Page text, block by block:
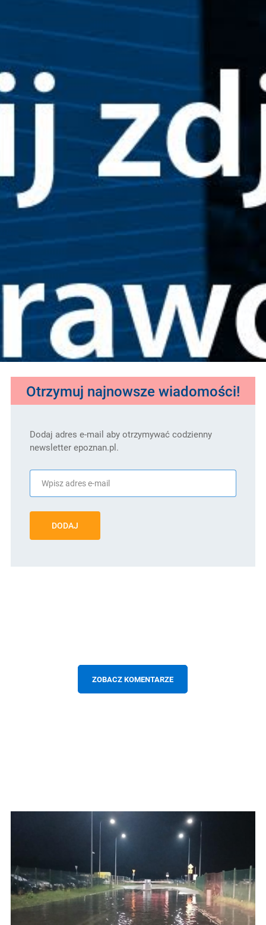
Otrzymuj najnowsze wiadomości!
Dodaj adres e-mail aby otrzymywać codzienny
newsletter epoznan.pl.
DODAJ
ZOBACZ KOMENTARZE